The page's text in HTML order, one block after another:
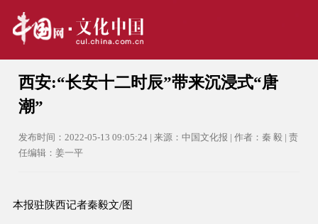
西安:“长安十二时辰”带来沉浸式“唐
潮”
发布时间：2022-05-13 09:05:24 | 来源：中国文化报 | 作者：秦 毅 | 责
任编辑：姜一平
本报驻陕西记者秦毅文/图